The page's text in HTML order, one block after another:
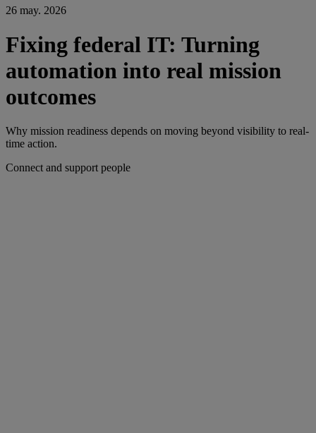
26 may. 2026
Fixing federal IT: Turning
automation into real mission
outcomes
Why mission readiness depends on moving beyond visibility to real-
time action.
Connect and support people